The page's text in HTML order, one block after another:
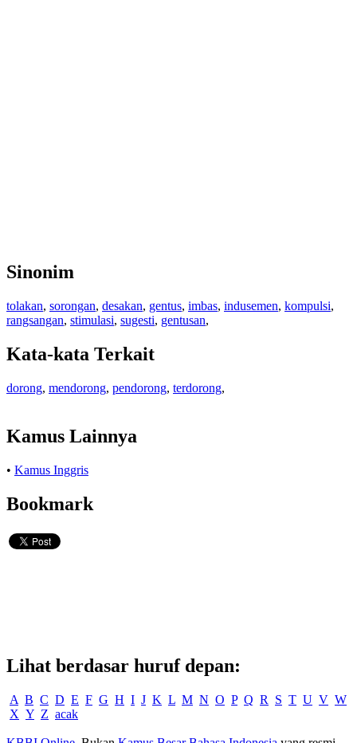
Sinonim
tolakan, sorongan, desakan, gentus, imbas, indusemen, kompulsi,
rangsangan, stimulasi, sugesti, gentusan,
Kata-kata Terkait
dorong, mendorong, pendorong, terdorong,
Kamus Lainnya
• Kamus Inggris
Bookmark
Lihat berdasar huruf depan:
A B C D E F G H I J K L M N O P Q R S T U V W
X Y Z acak